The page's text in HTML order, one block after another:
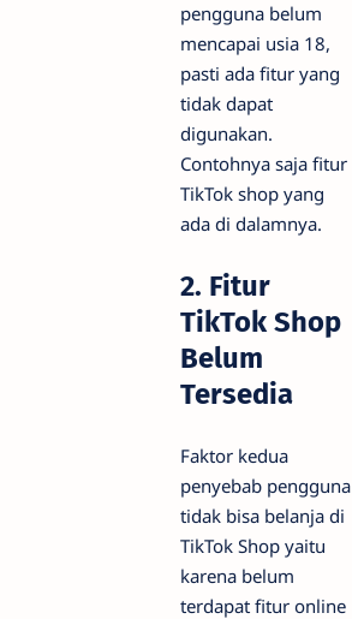
pengguna belum
mencapai usia 18,
pasti ada fitur yang
tidak dapat
digunakan.
Contohnya saja fitur
TikTok shop yang
ada di dalamnya.
2. Fitur
TikTok Shop
Belum
Tersedia
Faktor kedua
penyebab pengguna
tidak bisa belanja di
TikTok Shop yaitu
karena belum
terdapat fitur online